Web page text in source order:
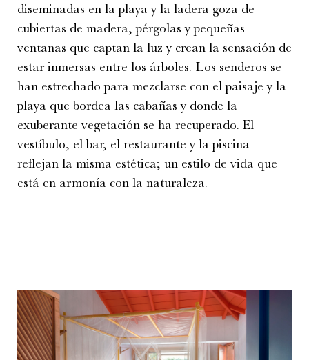
diseminadas en la playa y la ladera goza de
cubiertas de madera, pérgolas y pequeñas
ventanas que captan la luz y crean la sensación de
estar inmersas entre los árboles. Los senderos se
han estrechado para mezclarse con el paisaje y la
playa que bordea las cabañas y donde la
exuberante vegetación se ha recuperado. El
vestíbulo, el bar, el restaurante y la piscina
reflejan la misma estética; un estilo de vida que
está en armonía con la naturaleza.